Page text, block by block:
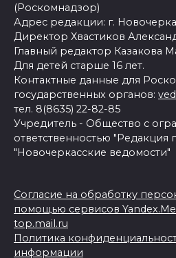
(Роскомнадзор)
Адрес редакции: г.
Директор Хвастиков
Главный редактор Казакова
Для детей старше 16 лет.
Контактные данные для
государственных органов:
тел. 8(8635) 22-82-85
Учредитель - Общество с
ответственностью "Редакция
"Новочеркасские ведомости"
Согласие на обработку
помощью сервисов
top.mail.ru
Политика
информации